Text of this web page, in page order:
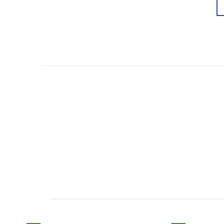
اینترنتی اسپورتلند، می‌توانید از شرایط خرید
انتخاب حرفه‌ای برای تمرین‌های روزانه و دویدن‌های